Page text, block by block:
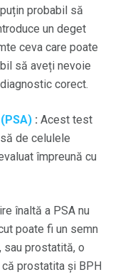
probabil să
un deget
ceva care poate
să aveți nevoie
corect.
: Acest test
de celulele
împreună cu
înaltă a PSA nu
poate fi un semn
sau prostatită, o
prostatita și BPH